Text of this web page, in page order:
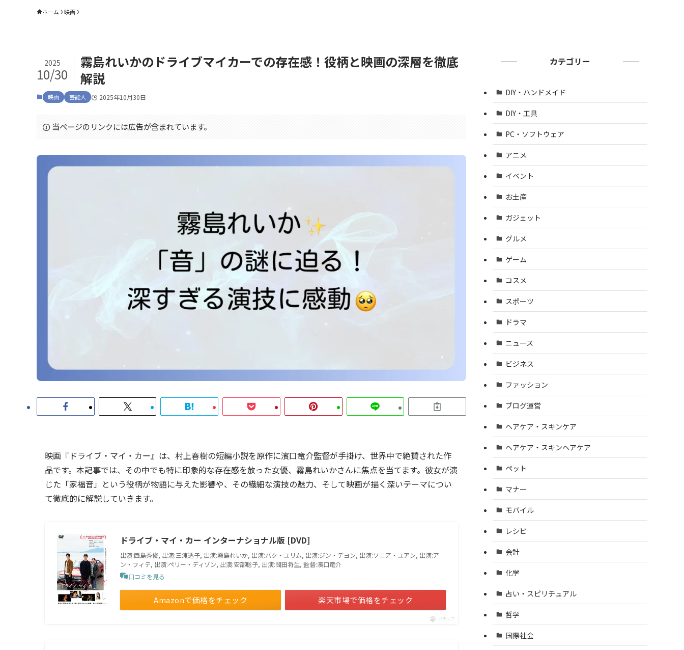
ホーム 映画
霧島れいかのドライブマイカーでの存在感！役柄と映画の深層を徹底
解説
2025
10/30
映画 芸能人 2025年10月30日
当ページのリンクには広告が含まれています。
映画『ドライブ・マイ・カー』は、村上春樹の短編小説を原作に濱口竜介監督が手掛け、世界中で絶賛された作
品です。本記事では、その中でも特に印象的な存在感を放った女優、霧島れいかさんに焦点を当てます。彼女が演
じた「家福音」という役柄が物語に与えた影響や、その繊細な演技の魅力、そして映画が描く深いテーマについ
て徹底的に解説していきます。
ドライブ・マイ・カー インターナショナル版 [DVD]
出演:西島秀俊, 出演:三浦透子, 出演:霧島れいか, 出演:パク・ユリム, 出演:ジン・デヨン, 出演:ソニア・ユアン, 出演:ア
ン・フィテ, 出演:ペリー・ディゾン, 出演:安部聡子, 出演:岡田将生, 監督:濱口竜介
口コミを見る
Amazonで価格をチェック 楽天市場で価格をチェック
ポチップ
カテゴリー
DIY・ハンドメイド
DIY・工具
PC・ソフトウェア
アニメ
イベント
お土産
ガジェット
グルメ
ゲーム
コスメ
スポーツ
ドラマ
ニュース
ビジネス
ファッション
ブログ運営
ヘアケア・スキンケア
ヘアケア・スキンヘアケア
ペット
マナー
モバイル
レシピ
会計
化学
占い・スピリチュアル
哲学
国際社会